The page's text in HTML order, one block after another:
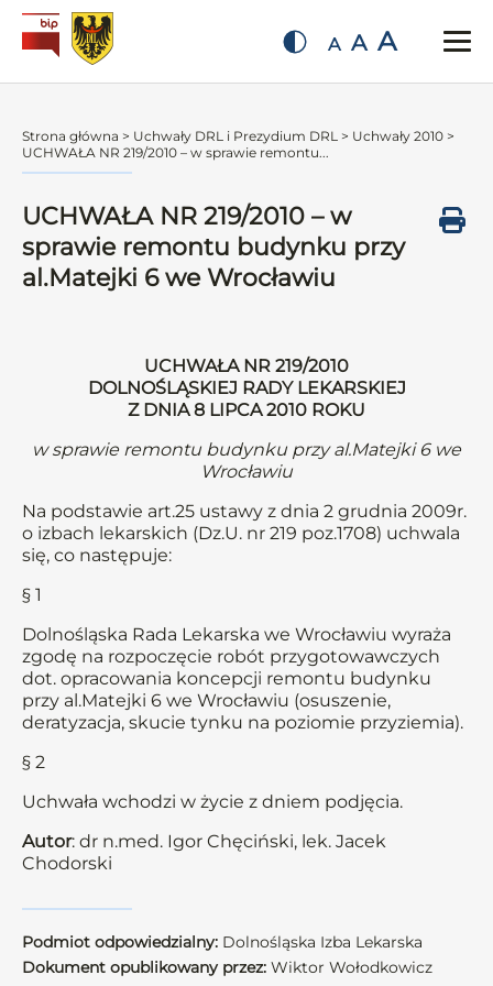
A A A
Strona główna > Uchwały DRL i Prezydium DRL > Uchwały 2010 >
UCHWAŁA NR 219/2010 – w sprawie remontu...
UCHWAŁA NR 219/2010 – w
sprawie remontu budynku przy
al.Matejki 6 we Wrocławiu
UCHWAŁA NR 219/2010
DOLNOŚLĄSKIEJ RADY LEKARSKIEJ
Z DNIA 8 LIPCA 2010 ROKU
w sprawie remontu budynku przy al.Matejki 6 we
Wrocławiu
Na podstawie art.25 ustawy z dnia 2 grudnia 2009r.
o izbach lekarskich (Dz.U. nr 219 poz.1708) uchwala
się, co następuje:
§ 1
Dolnośląska Rada Lekarska we Wrocławiu wyraża
zgodę na rozpoczęcie robót przygotowawczych
dot. opracowania koncepcji remontu budynku
przy al.Matejki 6 we Wrocławiu (osuszenie,
deratyzacja, skucie tynku na poziomie przyziemia).
§ 2
Uchwała wchodzi w życie z dniem podjęcia.
Autor: dr n.med. Igor Chęciński, lek. Jacek
Chodorski
Podmiot odpowiedzialny: Dolnośląska Izba Lekarska
Dokument opublikowany przez: Wiktor Wołodkowicz